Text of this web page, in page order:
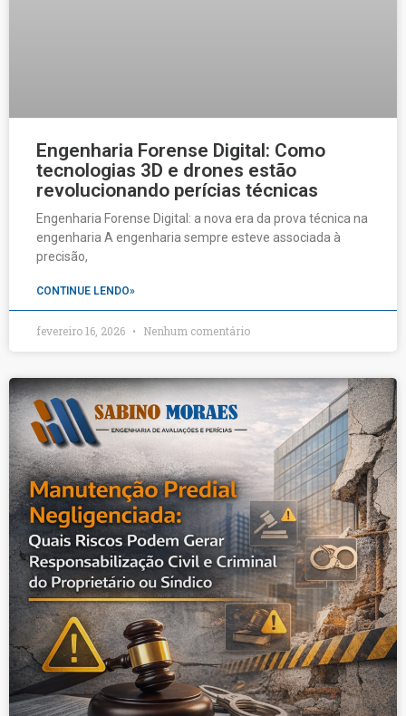
Engenharia Forense Digital: Como
tecnologias 3D e drones estão
revolucionando perícias técnicas
Engenharia Forense Digital: a nova era da prova técnica na
engenharia A engenharia sempre esteve associada à
precisão,
CONTINUE LENDO»
fevereiro 16, 2026 Nenhum comentário